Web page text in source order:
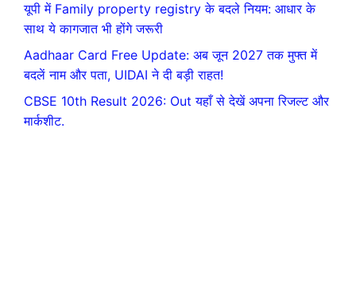
यूपी में Family property registry के बदले नियम: आधार के
साथ ये कागजात भी होंगे जरूरी
Aadhaar Card Free Update: अब जून 2027 तक मुफ्त में
बदलें नाम और पता, UIDAI ने दी बड़ी राहत!
CBSE 10th Result 2026: Out यहाँ से देखें अपना रिजल्ट और
मार्कशीट.